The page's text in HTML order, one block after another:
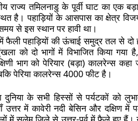
राज्य तमिलनाडु के पूर्वी घाट का एक
है। पहाड़ियों के आसपास का क्षेत्र
से इस स्थान पर हावी था।
फैली पहाड़ियों की ऊंचाई समुद्र तल से
को दो भागों में विभाजित किया गया
भाग को पेरियार (बड़ा) कालरेन्स कहा
पेरिया कालरेन्स 4000 फीट है।
दुनिया के सभी हिस्सों से पर्यटकों को
उत्तर में कावेरी नदी बेसिन और दक्षिण में